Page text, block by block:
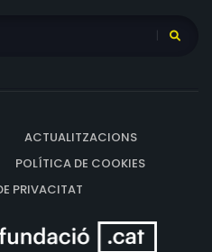
ACTUALITZACIONS
POLÍTICA DE COOKIES
PRIVACITAT